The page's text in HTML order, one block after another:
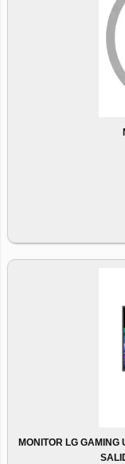
MONITOR LG GAMING